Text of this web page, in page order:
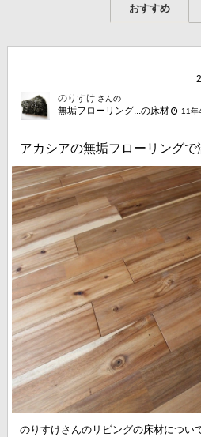
おすすめ
のりすけ さんの
無垢フローリング...の床材 11年
アカシアの無垢フローリングで
のりすけさんのリビングの床材につい